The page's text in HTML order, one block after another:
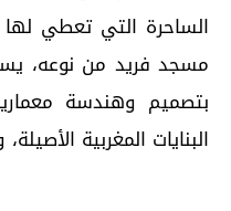
الساحرة التي تعطي لها
بتصميم وهندسة
البنايات المغربية